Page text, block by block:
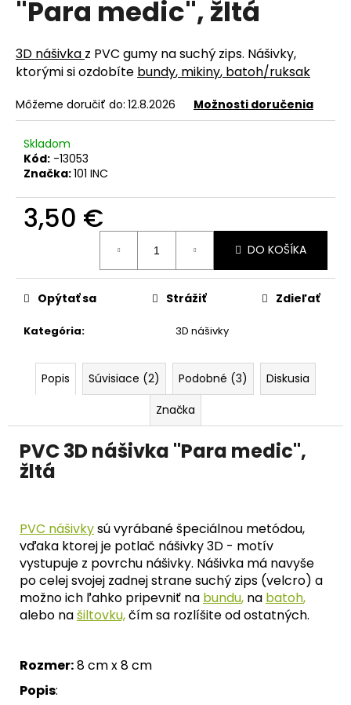
"Para medic", žltá
3D nášivka z PVC gumy na suchý zips. Nášivky,
ktorými si ozdobíte bundy, mikiny, batoh/ruksak
Môžeme doručiť do: 12.8.2026 Možnosti doručenia
Skladom
Kód: -13053
Značka:101 INC
3,50 €
DO KOŠÍKA
Kategória: 3D nášivky
Opýtať sa Strážiť Zdieľať
Popis Súvisiace (2) Podobné (3)
Diskusia
Značka
PVC 3D nášivka "Para medic",
žltá
PVC nášivkysú vyrábané špeciálnou metódou,
vďaka ktorej je potlač nášivky 3D - motív
vystupuje z povrchu nášivky. Nášivka má navyše
po celej svojej zadnej strane suchý zips (velcro) a
možno ich ľahko pripevniť na bundu, na batoh,
alebo našiltovku,čím sa rozlíšite od ostatných.
Rozmer:8 cm x 8 cm
Popis:
s
ť
?
p
o
ú